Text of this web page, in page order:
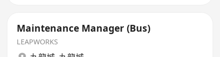
Maintenance Manager (Bus)
LEAPWORKS